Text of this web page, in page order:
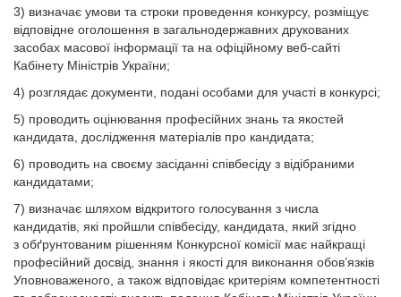
3) визначає умови та строки проведення конкурсу, розміщує
відповідне оголошення в загальнодержавних друкованих
засобах масової інформації та на офіційному веб-сайті
Кабінету Міністрів України;
4) розглядає документи, подані особами для участі в конкурсі;
5) проводить оцінювання професійних знань та якостей
кандидата, дослідження матеріалів про кандидата;
6) проводить на своєму засіданні співбесіду з відібраними
кандидатами;
7) визначає шляхом відкритого голосування з числа
кандидатів, які пройшли співбесіду, кандидата, який згідно
з обґрунтованим рішенням Конкурсної комісії має найкращі
професійний досвід, знання і якості для виконання обов’язків
Уповноваженого, а також відповідає критеріям компетентності